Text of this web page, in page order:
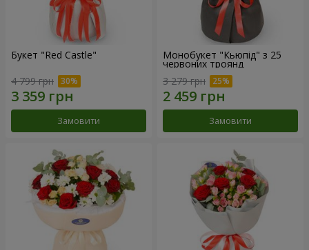
Букет "Red Castle"
4 799 грн
Замовити
Монобукет "Кьюпід" з 25
червоних троянд
3 279 грн
Замовити